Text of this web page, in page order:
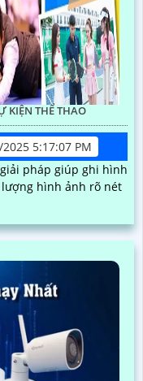
KIỆN THỂ THAO
5:17:07 PM
pháp giúp ghi hình
hình ảnh rõ nét